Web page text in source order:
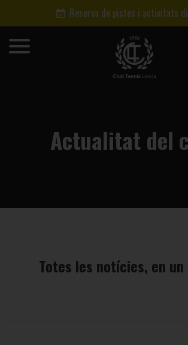
Reserva de pistes i activitats
Actualitat del
Totes les notícies, en